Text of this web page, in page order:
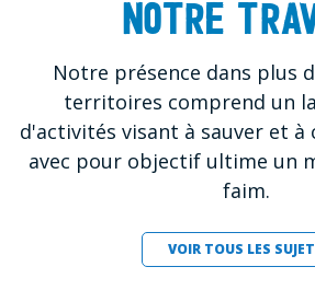
Notre
Notre présence dans plus
territoires comprend un
d'activités visant à sauver et à
avec pour objectif ultime un
faim.
VOIR TOUS LES